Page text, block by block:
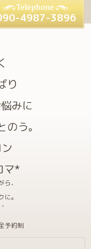
り
みに
う。
マ*
、
。
予約制
4987-3896